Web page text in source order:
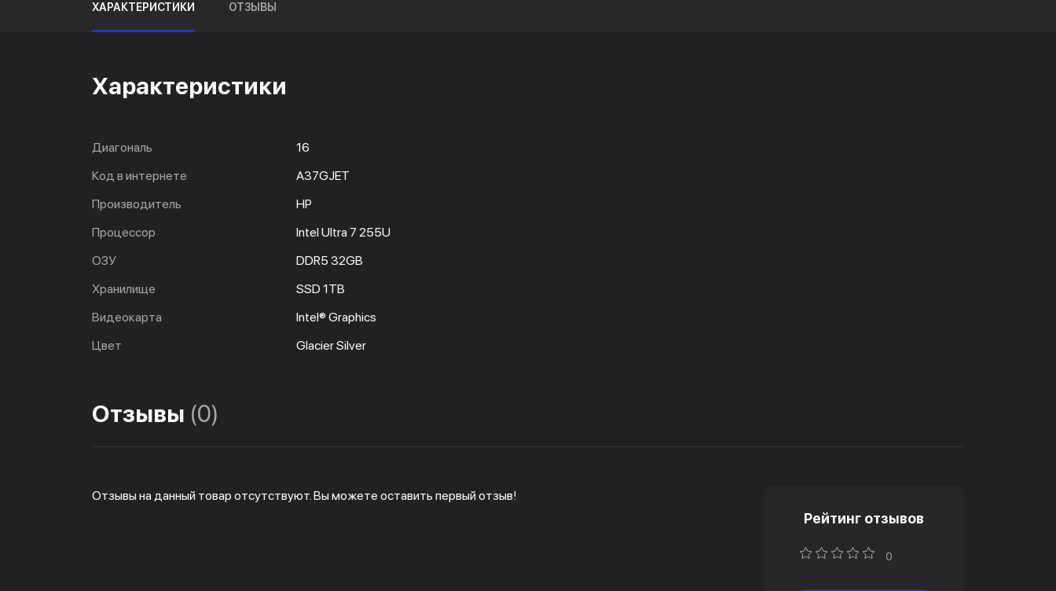
ХАРАКТЕРИСТИКИ ОТЗЫВЫ
Характеристики
Диагональ
16
Код в интернете
A37GJET
Производитель
HP
Процессор
Intel Ultra 7 255U
ОЗУ
DDR5 32GB
Хранилище
SSD 1TB
Видеокарта
Intel® Graphics
Цвет
Glacier Silver
Отзывы (0)
Отзывы на данный товар отсутствуют. Вы можете оставить первый отзыв!
Рейтинг отзывов
0